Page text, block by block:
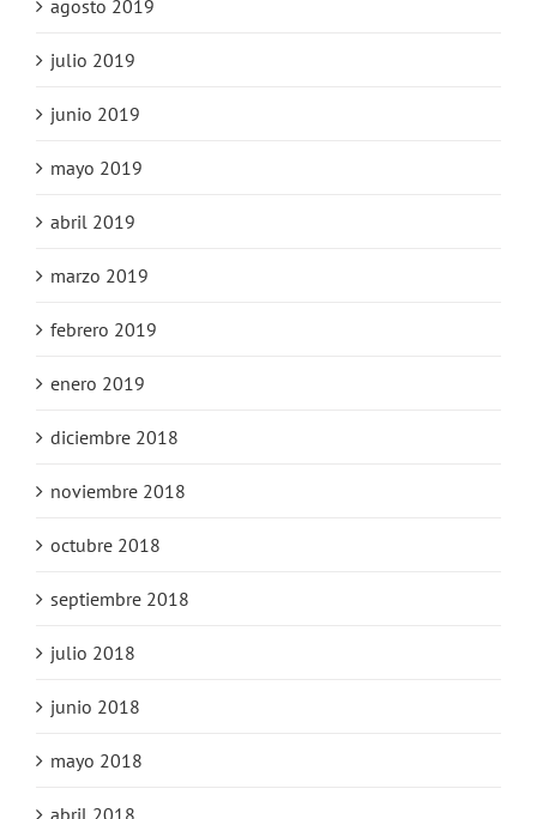
agosto 2019
julio 2019
junio 2019
mayo 2019
abril 2019
marzo 2019
febrero 2019
enero 2019
diciembre 2018
noviembre 2018
octubre 2018
septiembre 2018
julio 2018
junio 2018
mayo 2018
abril 2018